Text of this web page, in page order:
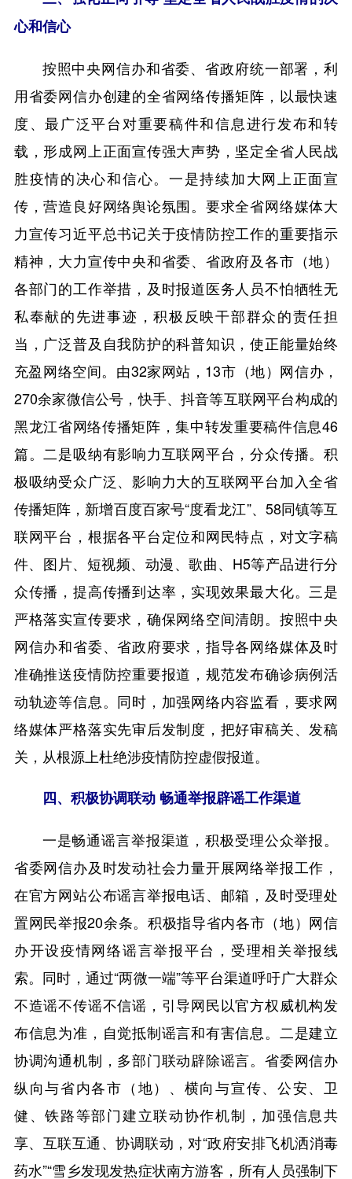
心和信心
按照中央网信办和省委、省政府统一部署，利
用省委网信办创建的全省网络传播矩阵，以最快速
度、最广泛平台对重要稿件和信息进行发布和转
载，形成网上正面宣传强大声势，坚定全省人民战
胜疫情的决心和信心。一是持续加大网上正面宣
传，营造良好网络舆论氛围。要求全省网络媒体大
力宣传习近平总书记关于疫情防控工作的重要指示
精神，大力宣传中央和省委、省政府及各市（地）
各部门的工作举措，及时报道医务人员不怕牺牲无
私奉献的先进事迹，积极反映干部群众的责任担
当，广泛普及自我防护的科普知识，使正能量始终
充盈网络空间。由32家网站，13市（地）网信办，
270余家微信公号，快手、抖音等互联网平台构成的
黑龙江省网络传播矩阵，集中转发重要稿件信息46
篇。二是吸纳有影响力互联网平台，分众传播。积
极吸纳受众广泛、影响力大的互联网平台加入全省
传播矩阵，新增百度百家号“度看龙江”、58同镇等互
联网平台，根据各平台定位和网民特点，对文字稿
件、图片、短视频、动漫、歌曲、H5等产品进行分
众传播，提高传播到达率，实现效果最大化。三是
严格落实宣传要求，确保网络空间清朗。按照中央
网信办和省委、省政府要求，指导各网络媒体及时
准确推送疫情防控重要报道，规范发布确诊病例活
动轨迹等信息。同时，加强网络内容监看，要求网
络媒体严格落实先审后发制度，把好审稿关、发稿
关，从根源上杜绝涉疫情防控虚假报道。
四、积极协调联动 畅通举报辟谣工作渠道
一是畅通谣言举报渠道，积极受理公众举报。
省委网信办及时发动社会力量开展网络举报工作，
在官方网站公布谣言举报电话、邮箱，及时受理处
置网民举报20余条。积极指导省内各市（地）网信
办开设疫情网络谣言举报平台，受理相关举报线
索。同时，通过“两微一端”等平台渠道呼吁广大群众
不造谣不传谣不信谣，引导网民以官方权威机构发
布信息为准，自觉抵制谣言和有害信息。二是建立
协调沟通机制，多部门联动辟除谣言。省委网信办
纵向与省内各市（地）、横向与宣传、公安、卫
健、铁路等部门建立联动协作机制，加强信息共
享、互联互通、协调联动，对“政府安排飞机洒消毒
药水”“雪乡发现发热症状南方游客，所有人员强制下